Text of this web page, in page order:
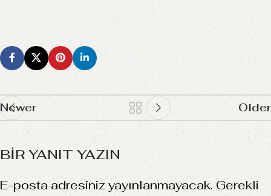
Newer Older
BIR YANIT YAZIN
E-posta adresiniz yayınlanmayacak. Gerekli